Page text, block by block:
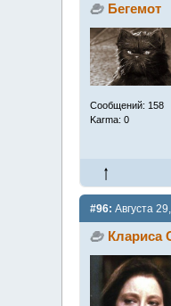
Бегемот
Сообщений: 158
Karma: 0
#96: Августа
Клариса